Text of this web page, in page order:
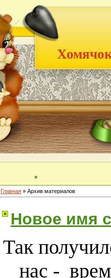
»
Главная » Архив материалов
Новое имя
Так
нас -